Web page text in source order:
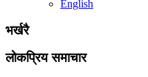
English
भर्खरै
लोकप्रिय समाचार